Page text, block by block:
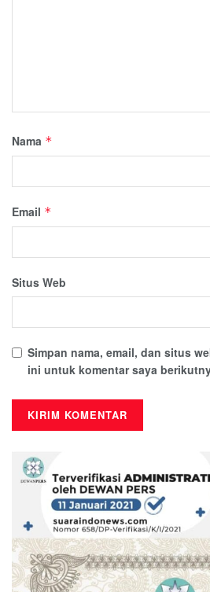
Nama *
Email *
Situs Web
Simpan nama, email, dan situs
ini untuk komentar saya